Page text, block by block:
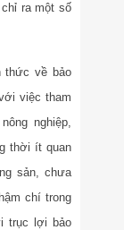
ra một số
thức về bảo
việc tham
nghiệp,
thời ít quan
sản, chưa
chí trong
trục lợi bảo